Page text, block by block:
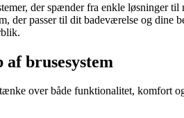
der spænder fra enkle løsninger
der passer til dit badeværelse og
brusesystem
over både funktionalitet, komfort